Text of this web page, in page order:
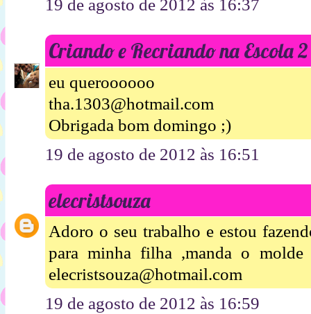
19 de agosto de 2012 às 16:37
Criando e Recriando na Escola 2
eu queroooooo
tha.1303@hotmail.com
Obrigada bom domingo ;)
19 de agosto de 2012 às 16:51
elecristsouza
Adoro o seu trabalho e estou
para minha filha ,manda o molde
elecristsouza@hotmail.com
19 de agosto de 2012 às 16:59